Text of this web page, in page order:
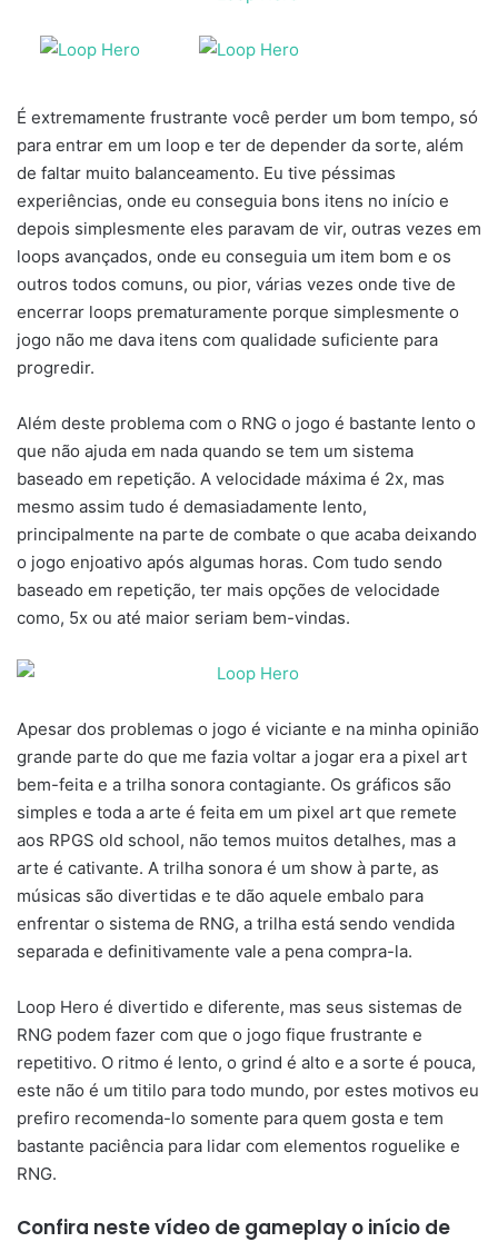
É extremamente frustrante você perder um bom tempo, só
para entrar em um loop e ter de depender da sorte, além
de faltar muito balanceamento. Eu tive péssimas
experiências, onde eu conseguia bons itens no início e
depois simplesmente eles paravam de vir, outras vezes em
loops avançados, onde eu conseguia um item bom e os
outros todos comuns, ou pior, várias vezes onde tive de
encerrar loops prematuramente porque simplesmente o
jogo não me dava itens com qualidade suficiente para
progredir.
Além deste problema com o RNG o jogo é bastante lento o
que não ajuda em nada quando se tem um sistema
baseado em repetição. A velocidade máxima é 2x, mas
mesmo assim tudo é demasiadamente lento,
principalmente na parte de combate o que acaba deixando
o jogo enjoativo após algumas horas. Com tudo sendo
baseado em repetição, ter mais opções de velocidade
como, 5x ou até maior seriam bem-vindas.
Apesar dos problemas o jogo é viciante e na minha opinião
grande parte do que me fazia voltar a jogar era a pixel art
bem-feita e a trilha sonora contagiante. Os gráficos são
simples e toda a arte é feita em um pixel art que remete
aos RPGS old school, não temos muitos detalhes, mas a
arte é cativante. A trilha sonora é um show à parte, as
músicas são divertidas e te dão aquele embalo para
enfrentar o sistema de RNG, a trilha está sendo vendida
separada e definitivamente vale a pena compra-la.
Loop Hero é divertido e diferente, mas seus sistemas de
RNG podem fazer com que o jogo fique frustrante e
repetitivo. O ritmo é lento, o grind é alto e a sorte é pouca,
este não é um titilo para todo mundo, por estes motivos eu
prefiro recomenda-lo somente para quem gosta e tem
bastante paciência para lidar com elementos roguelike e
RNG.
Confira neste vídeo de gameplay o início de